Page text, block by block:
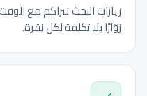
زيارات البحث تتراكم مع
زوّارًا بلا تكلفة لكل نقرة.